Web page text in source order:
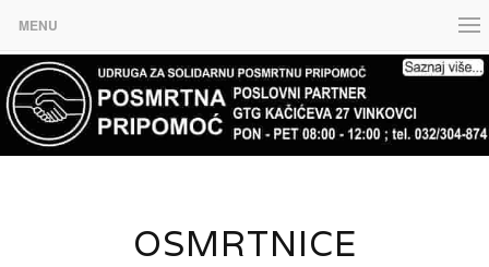
MENU
OSMRTNICE